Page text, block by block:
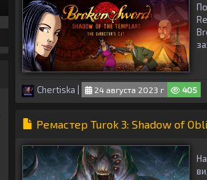
Chertiska 24 августа 2023 г 405
Ремастер Turok 3: Shadow of